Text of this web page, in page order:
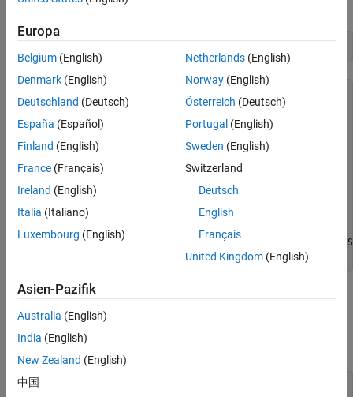
  arduino with properties:
                    Port: 'COM4'
                   Board: 'Uno'
           AvailablePins: {'D2-D13', 'A0-A5'}
    AvailableDigitalPins: {'D2-D13', 'A0-A5'}
     AvailableAnalogPins: {'A0-A5'}
      AvailableI2CBusIDs: [0]
Libraries:
Connect by specifying the port and board name.
port and board name to establish connection.
a = arduino(
Europa
Belgium (English)
Denmark (English)
Deutschland (Deutsch)
España (Español)
Finland (English)
France (Français)
Ireland (English)
Italia (Italiano)
Luxembourg (English)
Netherlands(English)
Norway(English)
Österreich (Deutsch)
Portugal (English)
Sweden (English)
Switzerland
Deutsch
English
Français
United Kingdom(English)
Asien-Pazifik
Australia (English)
India (English)
New Zealand (English)
中国